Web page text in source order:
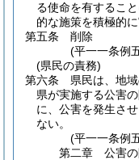
る使命を有するこ
的な施策を積極的
第五条
削除
(平一一条例
(県民の責務)
第六条
県民は、地
県が実施する公害
に、公害を発生さ
ない。
(平一一条例
第二章
公害